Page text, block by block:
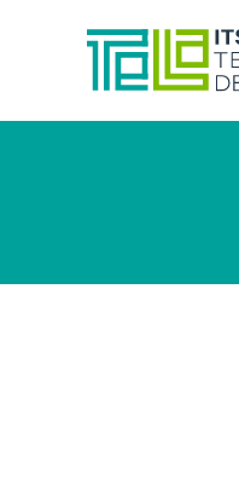
Skip to main content